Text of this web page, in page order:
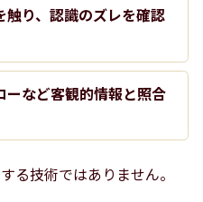
触り、認識のズレを確認
ーなど客観的情報と照合
る技術ではありません。